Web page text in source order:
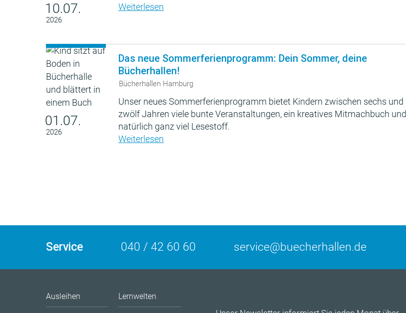
10.07.
2026
Weiterlesen
01.07.
2026
Das neue Sommerferienprogramm: Dein Sommer, deine
Bücherhallen!
Bücherhallen Hamburg
Unser neues Sommerferienprogramm bietet Kindern zwischen sechs und
zwölf Jahren viele bunte Veranstaltungen, ein kreatives Mitmachbuch und
natürlich ganz viel Lesestoff.
Weiterlesen
Service 040 / 42 60 60 service@buecherhallen.de
Ausleihen Lernwelten